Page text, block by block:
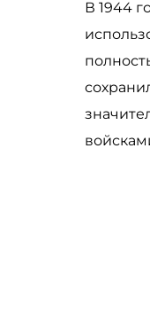
В 1944